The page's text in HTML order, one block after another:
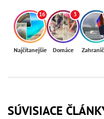
16
Najčítanejšie
3
Domáce
SÚVISIACE